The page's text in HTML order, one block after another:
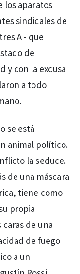
los aparatos
sindicales de
A - que
de
y con la excusa
a todo
se está
animal político.
la seduce.
de una máscara
tiene como
propia
de una
de fuego
a un